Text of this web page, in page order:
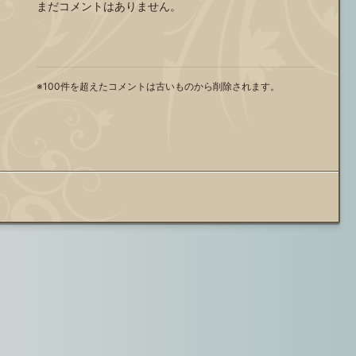
まだコメントはありません。
※100件を超えたコメントは古いものから削除されます。